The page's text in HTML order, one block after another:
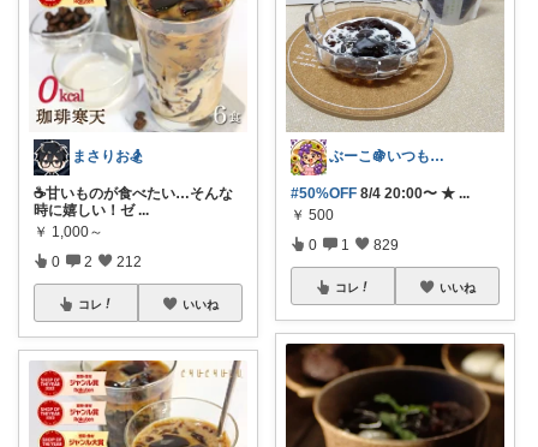
まさりお🏂
☕甘いものが食べたい…そんな
時に嬉しい！ゼ ...
￥ 1,000～
0 2 212
コレ いいね
ぶーこ🍇いつもありがとう😊
#50%OFF 8/4 20:00〜 ★ ...
￥ 500
0 1 829
コレ いいね